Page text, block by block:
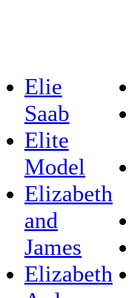
Elie
Saab
Elite
Model
Elizabeth
and
James
Elizabeth